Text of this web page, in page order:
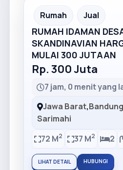
Recommended
Rumah Jual
RUMAH IDAMAN
SKANDINAVIAN
MULAI 300 JUTAAN
Rp. 300 Juta
7 jam, 0 menit yang
Jawa Barat,Bandung
Sarimahi
72 M2 37 M2 2
LIHAT DETAIL HUBUNGI